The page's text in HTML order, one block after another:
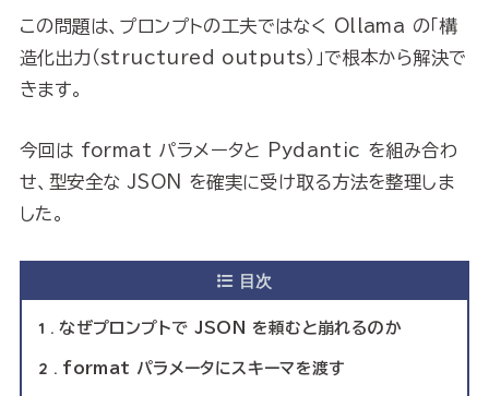
この問題は、プロンプトの工夫ではなく Ollama の「構
造化出力（structured outputs）」で根本から解決で
きます。
今回は format パラメータと Pydantic を組み合わ
せ、型安全な JSON を確実に受け取る方法を整理しま
した。
目次
1 なぜプロンプトで JSON を頼むと崩れるのか
2 format パラメータにスキーマを渡す